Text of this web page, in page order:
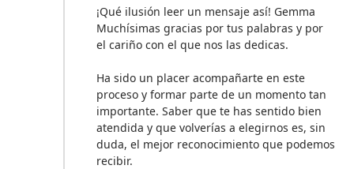
¡Qué ilusión leer un mensaje así! Gemma
Muchísimas gracias por tus palabras y por
el cariño con el que nos las dedicas.
Ha sido un placer acompañarte en este
proceso y formar parte de un momento tan
importante. Saber que te has sentido bien
atendida y que volverías a elegirnos es, sin
duda, el mejor reconocimiento que podemos
recibir.